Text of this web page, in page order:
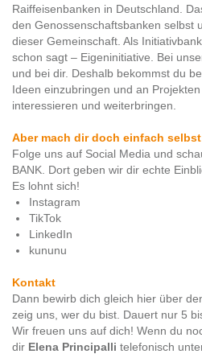
Raiffeisenbanken in Deutschland.
den Genossenschaftsbanken selbst
dieser Gemeinschaft. Als
schon sagt – Eigeninitiative. Bei
und bei dir. Deshalb bekommst du
Ideen einzubringen und an
interessieren und weiterbringen.
Aber mach dir doch einfach
Folge uns auf Social Media und
BANK. Dort geben wir dir echte
Es lohnt sich!
Instagram
TikTok
LinkedIn
kununu
Kontakt
Dann bewirb dich gleich hier über
zeig uns, wer du bist. Dauert nur 5
Wir freuen uns auf dich! Wenn du
dir Elena Principalli telefonisch